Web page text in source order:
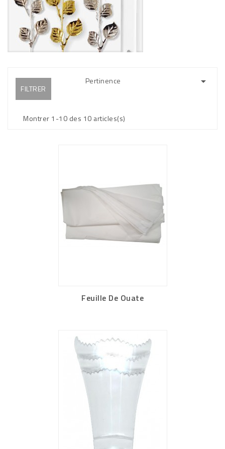
Pertinence 
FILTRER
Montrer 1-10 des 10 articles(s)
Feuille De Ouate